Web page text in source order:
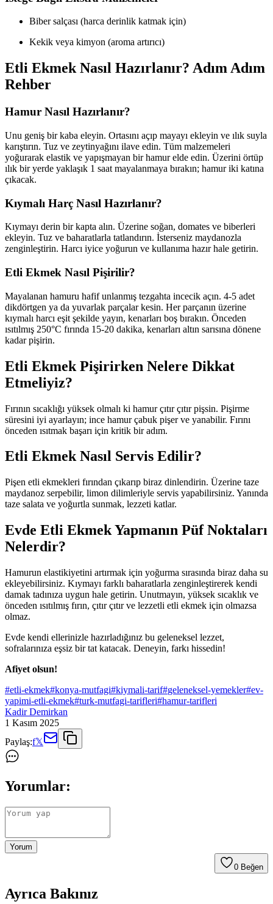
Biber salçası (harca derinlik katmak için)
Kekik veya kimyon (aroma artırıcı)
Etli Ekmek Nasıl Hazırlanır? Adım Adım
Rehber
Hamur Nasıl Hazırlanır?
Unu geniş bir kaba eleyin. Ortasını açıp mayayı ekleyin ve ılık suyla
karıştırın. Tuz ve zeytinyağını ilave edin. Tüm malzemeleri
yoğurarak elastik ve yapışmayan bir hamur elde edin. Üzerini örtüp
ılık bir yerde yaklaşık 1 saat mayalanmaya bırakın; hamur iki katına
çıkacak.
Kıymalı Harç Nasıl Hazırlanır?
Kıymayı derin bir kapta alın. Üzerine soğan, domates ve biberleri
ekleyin. Tuz ve baharatlarla tatlandırın. İsterseniz maydanozla
zenginleştirin. Harcı iyice yoğurun ve kullanıma hazır hale getirin.
Etli Ekmek Nasıl Pişirilir?
Mayalanan hamuru hafif unlanmış tezgahta incecik açın. 4-5 adet
dikdörtgen ya da yuvarlak parçalar kesin. Her parçanın üzerine
kıymalı harcı eşit şekilde yayın, kenarları boş bırakın. Önceden
ısıtılmış 250°C fırında 15-20 dakika, kenarları altın sarısına dönene
kadar pişirin.
Etli Ekmek Pişirirken Nelere Dikkat
Etmeliyiz?
Fırının sıcaklığı yüksek olmalı ki hamur çıtır çıtır pişsin. Pişirme
süresini iyi ayarlayın; ince hamur çabuk pişer ve yanabilir. Fırını
önceden ısıtmak başarı için kritik bir adım.
Etli Ekmek Nasıl Servis Edilir?
Pişen etli ekmekleri fırından çıkarıp biraz dinlendirin. Üzerine taze
maydanoz serpebilir, limon dilimleriyle servis yapabilirsiniz. Yanında
taze salata ve yoğurtla sunmak, lezzeti katlar.
Evde Etli Ekmek Yapmanın Püf Noktaları
Nelerdir?
Hamurun elastikiyetini artırmak için yoğurma sırasında biraz daha su
ekleyebilirsiniz. Kıymayı farklı baharatlarla zenginleştirerek kendi
damak tadınıza uygun hale getirin. Unutmayın, yüksek sıcaklık ve
önceden ısıtılmış fırın, çıtır çıtır ve lezzetli etli ekmek için olmazsa
olmaz.
Evde kendi ellerinizle hazırladığınız bu geleneksel lezzet,
sofralarınıza eşsiz bir tat katacak. Deneyin, farkı hissedin!
Afiyet olsun!
#etli-ekmek#konya-mutfagi#kiymali-tarif#geleneksel-yemekler#ev-
yapimi-etli-ekmek#turk-mutfagi-tarifleri#hamur-tarifleri
Kadir Demirkan
1 Kasım 2025
Paylaş:f𝕏
Yorumlar:
Yorum
0 Beğen
Ayrıca Bakınız